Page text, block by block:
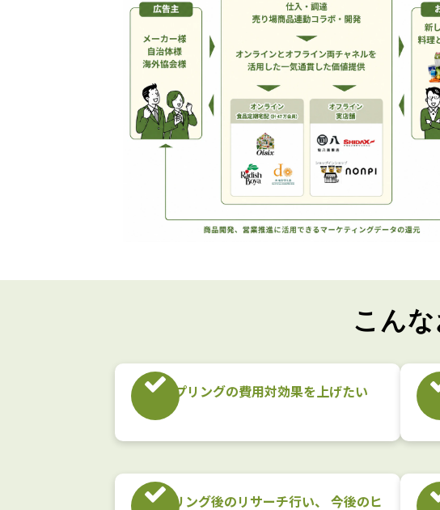
こん
サンプリングの​費用対効果を​上げたい​
サンプリング後の​リサーチ行い、​ 今後の​ヒ